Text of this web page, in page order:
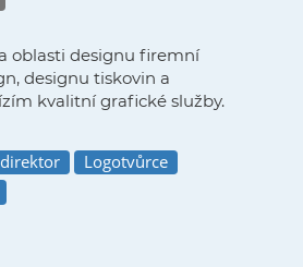
oblasti designu firemní
designu tiskovin a
kvalitní grafické služby.
Logotvůrce